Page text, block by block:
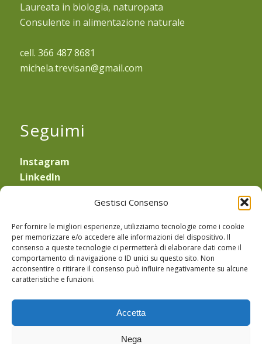
Gestisci Consenso
Per fornire le migliori esperienze, utilizziamo tecnologie come i cookie
per memorizzare e/o accedere alle informazioni del dispositivo. Il
consenso a queste tecnologie ci permetterà di elaborare dati come il
comportamento di navigazione o ID unici su questo sito. Non
acconsentire o ritirare il consenso può influire negativamente su alcune
caratteristiche e funzioni.
Accetta
Nega
Laureata in biologia, naturopata
Consulente in alimentazione naturale
cell. 366 487 8681
michela.trevisan@gmail.com
Seguimi
Instagram
LinkedIn
Obblighi di legge
Privacy PolicyeCookie Policy
Sede Legale: Via Equilio 21
30175 Marghera (VE)
CF: TRVMHL64P43L736E
PIVA: 03183440274
PEC: michela.trevisan@pec.enpab.it